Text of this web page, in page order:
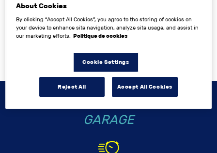
NOS ENGAGEMENTSTOP
GARAGE
About Cookies
By clicking “Accept All Cookies”, you agree to the storing of cookies on
your device to enhance site navigation, analyze site usage, and assist in
our marketing efforts. Politique de cookies
Cookie Settings
Reject All Accept All Cookies